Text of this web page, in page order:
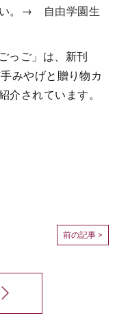
い。→
自由学園生
っご」は、新刊
みやげと贈り物カ
介されています。
前の記事 >